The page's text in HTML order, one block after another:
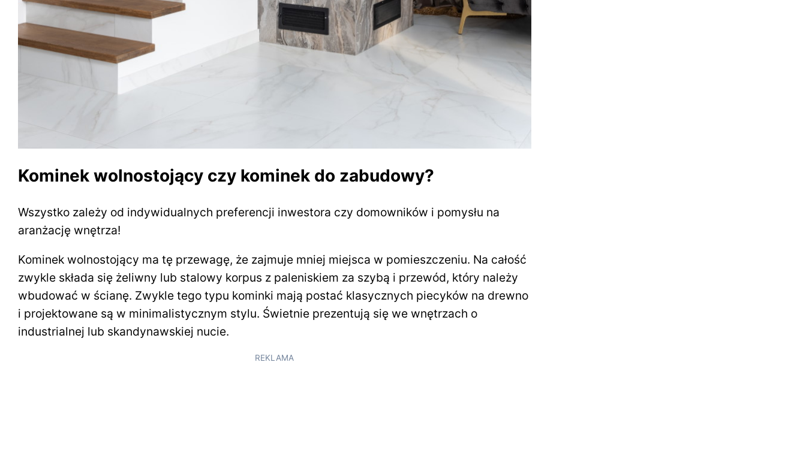
Kominek wolnostojący czy kominek do zabudowy?
Wszystko zależy od indywidualnych preferencji inwestora czy domowników i pomysłu na
aranżację wnętrza!
Kominek wolnostojący ma tę przewagę, że zajmuje mniej miejsca w pomieszczeniu. Na całość
zwykle składa się żeliwny lub stalowy korpus z paleniskiem za szybą i przewód, który należy
wbudować w ścianę. Zwykle tego typu kominki mają postać klasycznych piecyków na drewno
i projektowane są w minimalistycznym stylu. Świetnie prezentują się we wnętrzach o
industrialnej lub skandynawskiej nucie.
REKLAMA